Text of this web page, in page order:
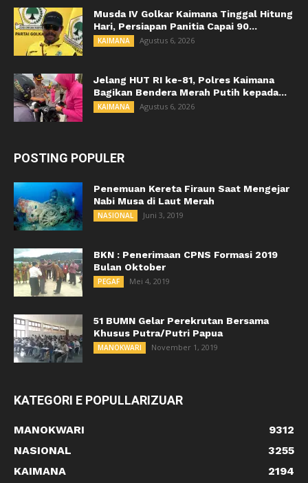
Musda IV Golkar Kaimana Tinggal Hitung
Hari, Persiapan Panitia Capai 90...
KAIMANA Agustus 6, 2026
Jelang HUT RI ke-81, Polres Kaimana
Bagikan Bendera Merah Putih kepada...
KAIMANA Agustus 6, 2026
POSTING POPULER
Penemuan Kereta Firaun Saat Mengejar
Nabi Musa di Laut Merah
NASIONAL Juni 3, 2019
BKN : Penerimaan CPNS Formasi 2019
Bulan Oktober
PEGAF Mei 4, 2019
51 BUMN Gelar Perekrutan Bersama
Khusus Putra/Putri Papua
MANOKWARI November 1, 2019
KATEGORI E POPULLARIZUAR
MANOKWARI
9312
NASIONAL
3255
KAIMANA
2194